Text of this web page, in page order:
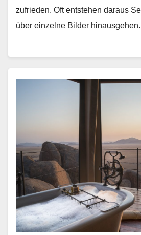
zufrieden. Oft entste­hen daraus
über einzelne Bilder